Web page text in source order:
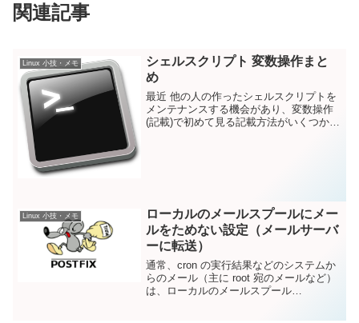
関連記事
Linux 小技・メモ
シェルスクリプト 変数操作まと
め
最近 他の人の作ったシェルスクリプトを
メンテナンスする機会があり、変数操作
(記載)で初めて見る記載方法がいくつかあ
Linux 小技・メモ
ローカルのメールスプールにメー
ルをためない設定（メールサーバ
ーに転送）
通常、cron の実行結果などのシステムか
らのメール（主に root 宛のメールなど）
は、ローカルのメールスプール